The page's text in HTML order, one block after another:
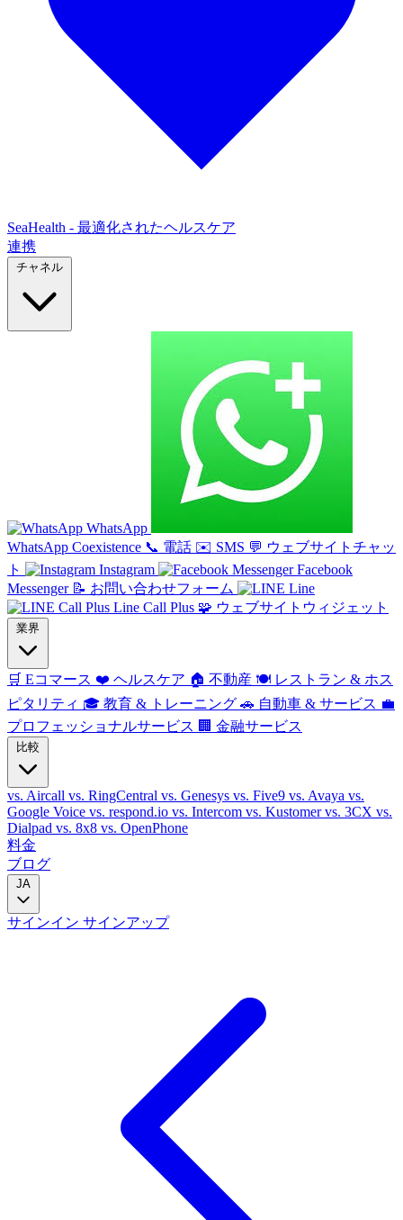
SeaHealth - 最適化されたヘルスケア
連携
チャネル
WhatsApp
WhatsApp Coexistence 📞 電話 ✉️ SMS 💬 ウェブサイトチャッ
ト
Instagram
Facebook
Messenger 📝 お問い合わせフォーム
Line
Line Call Plus 🧩 ウェブサイトウィジェット
業界
🛒 Eコマース ❤️ ヘルスケア 🏠 不動産 🍽️ レストラン & ホス
ピタリティ 🎓 教育 & トレーニング 🚗 自動車 & サービス 💼
プロフェッショナルサービス 🏢 金融サービス
比較
vs. Aircall vs. RingCentral vs. Genesys vs. Five9 vs. Avaya vs.
Google Voice vs. respond.io vs. Intercom vs. Kustomervs. 3CX vs.
Dialpad vs. 8x8 vs. OpenPhone
料金
ブログ
JA
サインイン サインアップ